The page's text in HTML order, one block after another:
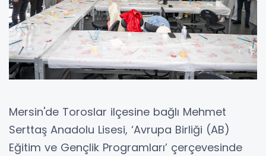
Mersin'de Toroslar ilçesine bağlı Mehmet
Serttaş Anadolu Lisesi, ‘Avrupa Birliği (AB)
Eğitim ve Gençlik Programları’ çerçevesinde